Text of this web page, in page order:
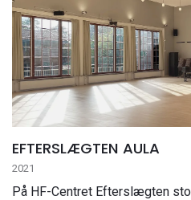
EFTERSLÆGTEN AULA
2021
På HF-Centret Efterslægten